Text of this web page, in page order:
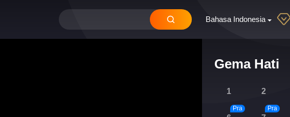
Bahasa Indonesia
Gema Hati
1 2
Pra Pra